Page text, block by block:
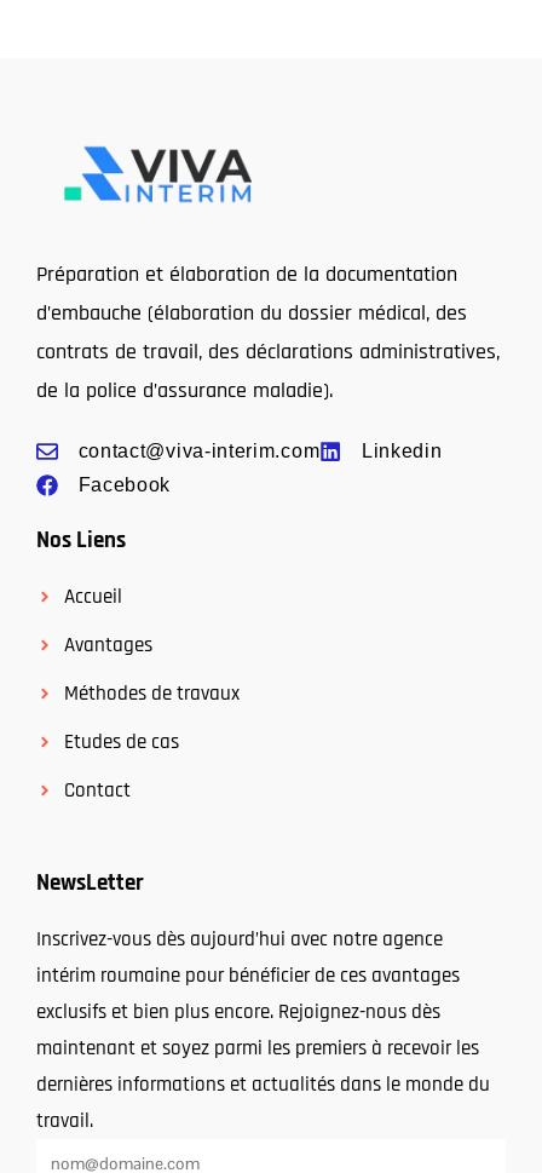
Préparation et élaboration de la documentation
d’embauche (élaboration du dossier médical, des
contrats de travail, des déclarations administratives,
de la police d’assurance maladie).
contact@viva-interim.com
Linkedin
Facebook
Nos Liens
Accueil
Avantages
Méthodes de travaux
Etudes de cas
Contact
NewsLetter
Inscrivez-vous dès aujourd’hui avec notre agence
intérim roumaine pour bénéficier de ces avantages
exclusifs et bien plus encore. Rejoignez-nous dès
maintenant et soyez parmi les premiers à recevoir les
dernières informations et actualités dans le monde du
travail.